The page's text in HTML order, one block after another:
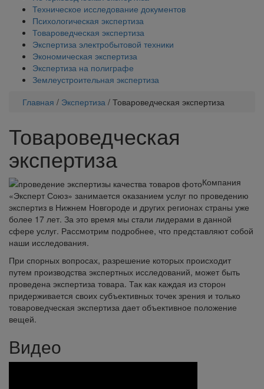
Техническое исследование документов
Психологическая экспертиза
Товароведческая экспертиза
Экспертиза электробытовой техники
Экономическая экспертиза
Экспертиза на полиграфе
Землеустроительная экспертиза
Главная / Экспертиза / Товароведческая экспертиза
Товароведческая
экспертиза
Компания
«Эксперт Союз» занимается оказанием услуг по проведению
экспертиз в Нижнем Новгороде и других регионах страны уже
более 17 лет. За это время мы стали лидерами в данной
сфере услуг. Рассмотрим подробнее, что представляют собой
наши исследования.
При спорных вопросах, разрешение которых происходит
путем производства экспертных исследований, может быть
проведена экспертиза товара. Так как каждая из сторон
придерживается своих субъективных точек зрения и только
товароведческая экспертиза дает объективное положение
вещей.
Видео